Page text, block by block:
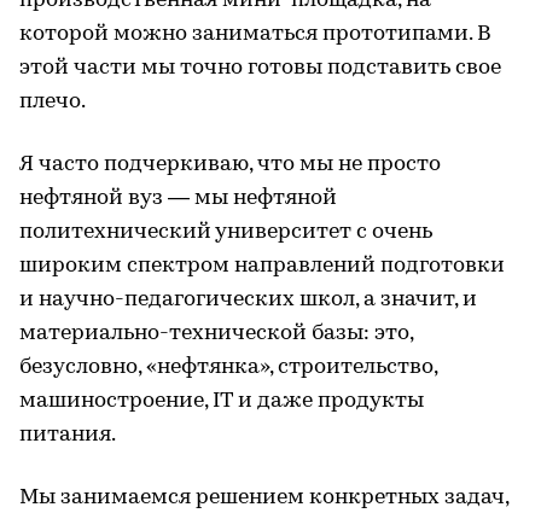
которой можно заниматься прототипами. В
этой части мы точно готовы подставить свое
плечо.
Я часто подчеркиваю, что мы не просто
нефтяной вуз — мы нефтяной
политехнический университет с очень
широким спектром направлений подготовки
и научно-педагогических школ, а значит, и
материально-технической базы: это,
безусловно, «нефтянка», строительство,
машиностроение, IT и даже продукты
питания.
Мы занимаемся решением конкретных задач,